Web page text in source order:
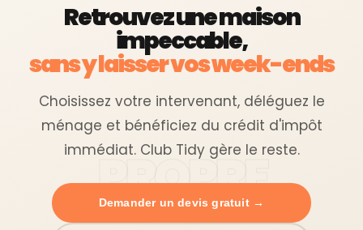
Retrouvez une maison
impeccable,
sans y laisser vos week-ends
Choisissez votre intervenant, déléguez le
ménage et bénéficiez du crédit d'impôt
immédiat. Club Tidy gère le reste.
Demander un devis gratuit →